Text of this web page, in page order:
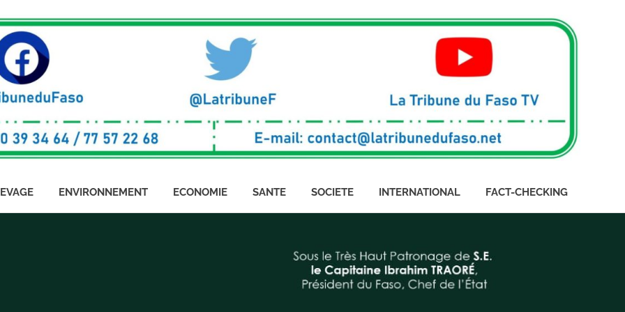
ENVIRONNEMENT ECONOMIE SANTE SOCIETE INTERNATIONAL FACT-CHECKING